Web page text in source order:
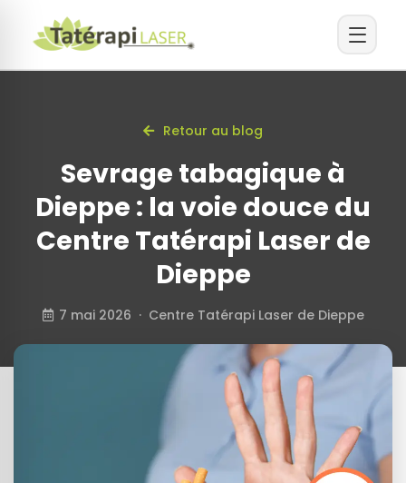
Retour au blog
Sevrage tabagique à
Dieppe : la voie douce du
Centre Tatérapi Laser de
Dieppe
7 mai 2026 · Centre Tatérapi Laser de Dieppe